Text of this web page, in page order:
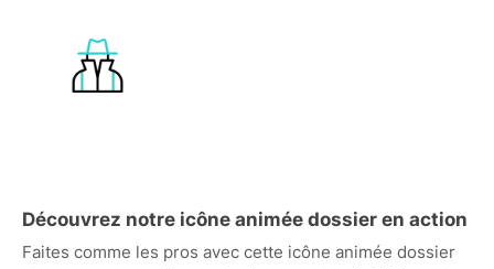
Découvrez notre icône animée dossier en action
Faites comme les pros avec cette icône animée dossier